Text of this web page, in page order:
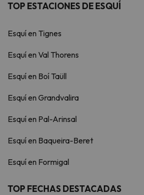
TOP ESTACIONES DE ESQUÍ
Esquí en Tignes
Esquí en Val Thorens
Esquí en Boí Taüll
Esquí en Grandvalira
Esquí en Pal-Arinsal
Esquí en Baqueira-Beret
Esquí en Formigal
TOP FECHAS DESTACADAS